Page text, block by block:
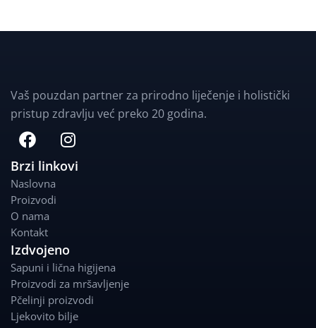
Vaš pouzdan partner za prirodno liječenje i holistički
pristup zdravlju već preko 20 godina.
F
a
c
e
b
o
o
k
I
n
s
a
m
Brzi linkovi
Naslovna
Proizvodi
O nama
Kontakt
Izdvojeno
Sapuni i lična higijena
Proizvodi za mršavljenje
Pčelinji proizvodi
Ljekovito bilje